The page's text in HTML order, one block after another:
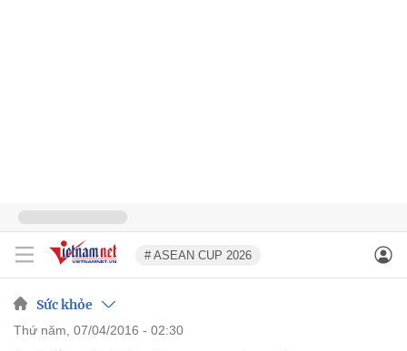
# ASEAN CUP 2026
Sức khỏe
thứ năm, 07/04/2016 - 02:30